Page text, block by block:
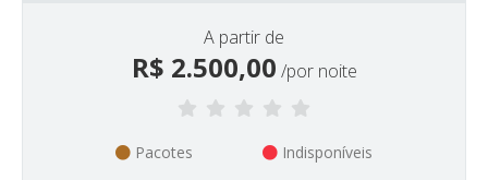
A partir de
R$ 2.500,00 /por noite
Pacotes Indisponíveis